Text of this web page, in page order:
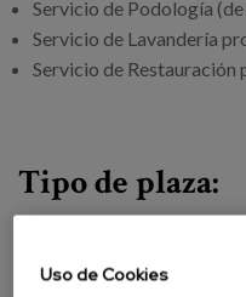
Servicio de Podología
Servicio de Lavandería
Servicio de Restauración
Tipo de plaza:
plazas privadas.
Uso de Cookies